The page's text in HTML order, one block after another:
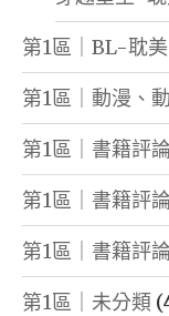
第1區｜BL-耽
第1區｜動漫、
第1區｜書籍評
第1區｜書籍評
第1區｜書籍評
第1區｜未分類